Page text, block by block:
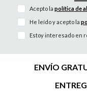
Acepto lapolítica de
He leído y acepto la
Estoy interesado en
ENVÍO